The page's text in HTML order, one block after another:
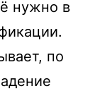
нужно в
по